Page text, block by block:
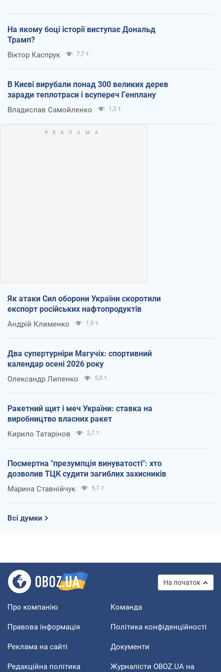
На якому боці історії виступає Дональд
Трамп?
Віктор Каспрук 7,7 т.
В Києві вирубали понад 300 великих дерев
заради теплотраси і всупереч Генплану
Владислав Самойленко 1,3 т.
Як атаки Сил оборони України скоротили
експорт російських нафтопродуктів
Андрій Клименко 1,9 т.
Два супертурніри Магучіх: спортивний
календар осені 2026 року
Олександр Липенко 5,0 т.
Ракетний щит і меч України: ставка на
виробництво власних ракет
Кирило Татарінов 2,7 т.
Посмертна "презумпція винуватості": хто
дозволив ТЦК судити загиблих захисників
Марина Ставнійчук 6,1 т.
Всі думки
На початок
Про компанію Команда
Правова інформація Політика конфіденційності
Реклама на сайті Документи
Редакційна політика
Журналісти OBOZ.UA на